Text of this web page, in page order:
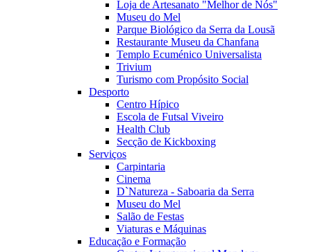
Loja de Artesanato "Melhor de Nós"
Museu do Mel
Parque Biológico da Serra da Lousã
Restaurante Museu da Chanfana
Templo Ecuménico Universalista
Trivium
Turismo com Propósito Social
Desporto
Centro Hípico
Escola de Futsal Viveiro
Health Club
Secção de Kickboxing
Serviços
Carpintaria
Cinema
D`Natureza - Saboaria da Serra
Museu do Mel
Salão de Festas
Viaturas e Máquinas
Educação e Formação